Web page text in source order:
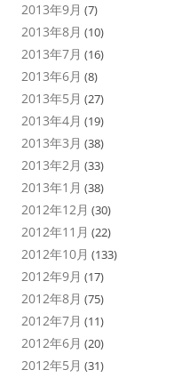
2013年9月 (7)
2013年8月 (10)
2013年7月 (16)
2013年6月 (8)
2013年5月 (27)
2013年4月 (19)
2013年3月 (38)
2013年2月 (33)
2013年1月 (38)
2012年12月 (30)
2012年11月 (22)
2012年10月 (133)
2012年9月 (17)
2012年8月 (75)
2012年7月 (11)
2012年6月 (20)
2012年5月 (31)